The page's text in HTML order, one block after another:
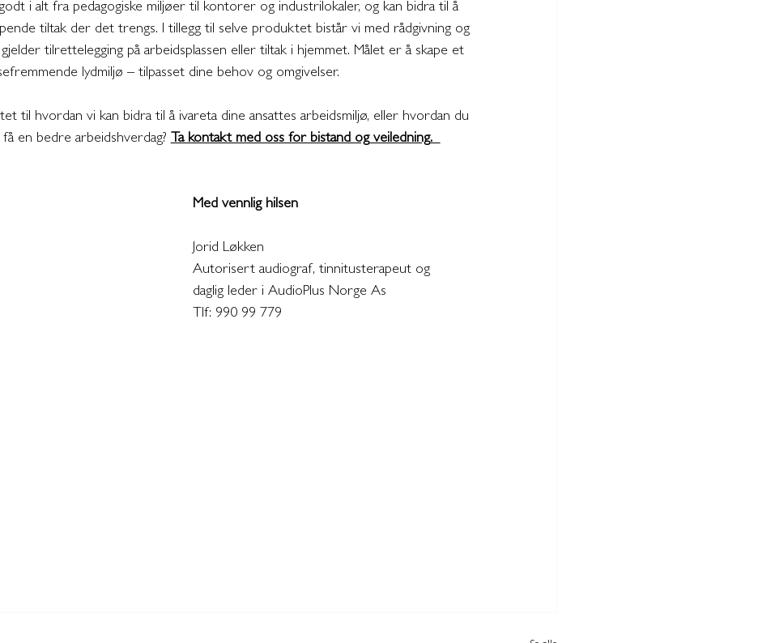
i alt fra pedagogiske miljøer til kontorer og industrilokaler, og kan bidra til å
tiltak der det trengs. I tillegg til selve produktet bistår vi med rådgivning og
tilrettelegging på arbeidsplassen eller tiltak i hjemmet. Målet er å skape et
lydmiljø – tilpasset dine behov og omgivelser.
til hvordan vi kan bidra til å ivareta dine ansattes arbeidsmiljø, eller hvordan du
en bedre arbeidshverdag? Ta kontakt med oss for bistand og veiledning.
Med vennlig hilsen
Jorid Løkken
Autorisert audiograf, tinnitusterapeut og
daglig leder i AudioPlus Norge As
Tlf: 990 99 779